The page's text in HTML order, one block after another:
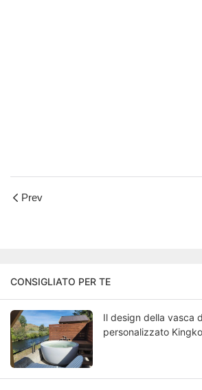
Prev
CONSIGLIATO PER TE
Il design della vasca
personalizzato